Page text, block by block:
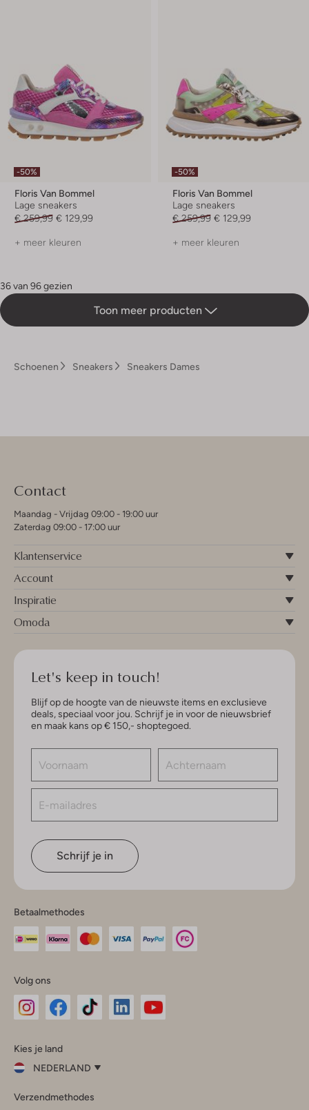
-50%
Floris Van Bommel
Lage sneakers
€ 259,99 € 129,99
+ meer kleuren
-50%
Floris Van Bommel
Lage sneakers
€ 259,99 € 129,99
+ meer kleuren
36 van 96 gezien
Toon meer producten
Schoenen Sneakers Sneakers Dames
Contact
Maandag - Vrijdag 09:00 - 19:00 uur
Zaterdag 09:00 - 17:00 uur
Klantenservice
Account
Inspiratie
Omoda
Let's keep in touch!
Blijf op de hoogte van de nieuwste items en exclusieve
deals, speciaal voor jou. Schrijf je in voor de nieuwsbrief
en maak kans op € 150,- shoptegoed.
Schrijf je in
Betaalmethodes
Volg ons
InstagramFacebook
Kies je land
NEDERLAND
je
Verzendmethodes